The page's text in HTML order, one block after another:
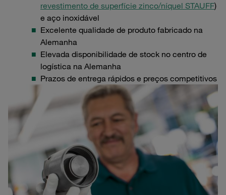
revestimento de superfície zinco/níquel STAUFF)
e aço inoxidável
Excelente qualidade de produto fabricado na
Alemanha
Elevada disponibilidade de stock no centro de
logística na Alemanha
Prazos de entrega rápidos e preços competitivos